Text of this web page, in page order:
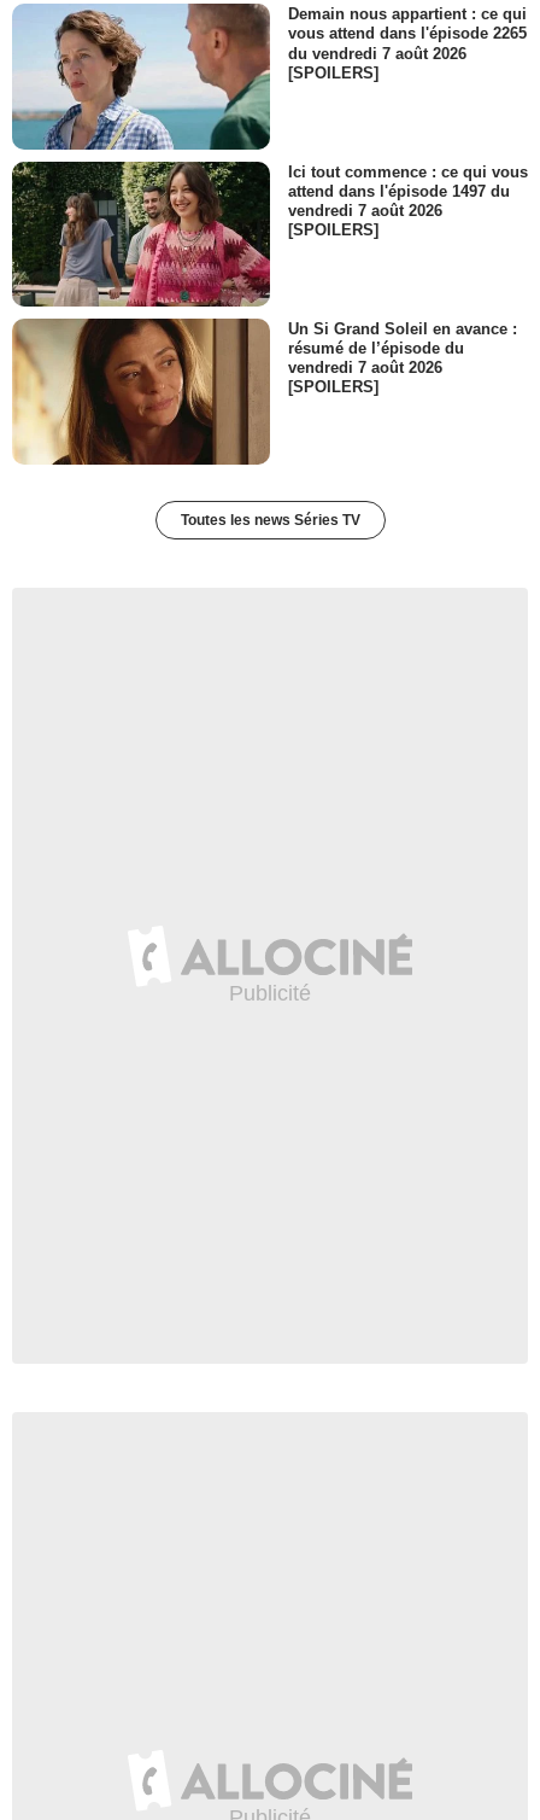
Demain nous appartient : ce qui
vous attend dans l'épisode 2265
du vendredi 7 août 2026
[SPOILERS]
Ici tout commence : ce qui vous
attend dans l'épisode 1497 du
vendredi 7 août 2026
[SPOILERS]
Un Si Grand Soleil en avance :
résumé de l’épisode du
vendredi 7 août 2026
[SPOILERS]
Toutes les news Séries TV